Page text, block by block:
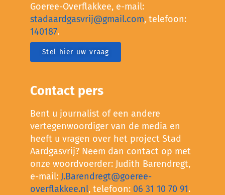
Goeree-Overflakkee, e-mail:
stadaardgasvrij@gmail.com, telefoon:
140187.
Stel hier uw vraag
Contact pers
Bent u journalist of een andere
vertegenwoordiger van de media en
heeft u vragen over het project Stad
Aardgasvrij? Neem dan contact op met
onze woordvoerder: Judith Barendregt,
e-mail: J.Barendregt@goeree-
overflakkee.nl, telefoon: 06 31 10 70 91.